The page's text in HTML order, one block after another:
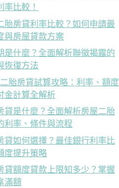
率比較！
胎房貸利率比較？如何申請最
與房屋貸款方案
是什麼？全面解析聯徵揭露的
恢復方法
胎房貸試算攻略：利率、額度
金計算全解析
貸是什麼？全面解析房屋二胎
利率、條件與流程
貸如何選擇？最佳銀行利率比
度提升策略
貸額度貸款上限知多少？掌握
滿額